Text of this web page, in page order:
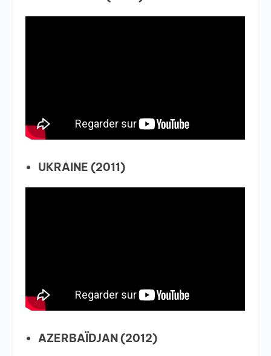
UKRAINE (2011)
AZERBAÏDJAN (2012)